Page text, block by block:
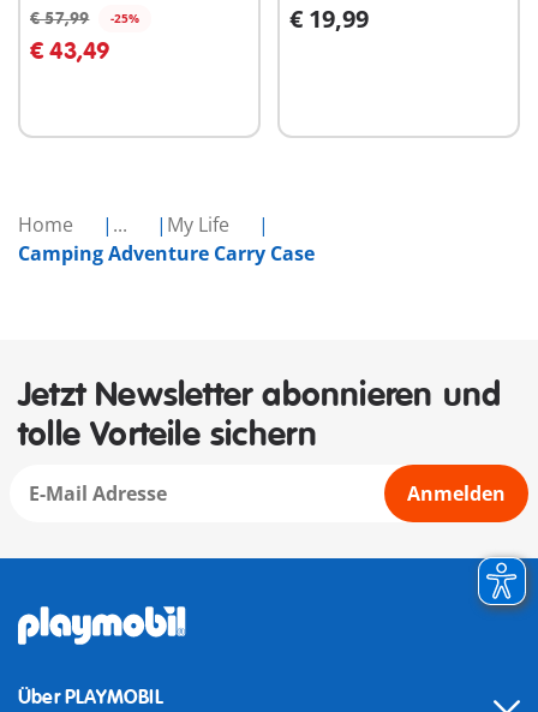
Home ...
My Life
Camping Adventure Carry Case
€ 57,99 -25%
€ 43,49
In den Warenkorb € 19,99
In den Warenkorb
Jetzt Newsletter abonnieren und
tolle Vorteile sichern
Anmelden
Über PLAYMOBIL